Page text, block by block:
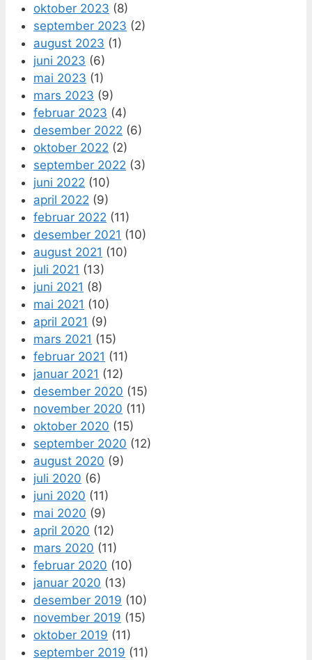
oktober 2023 (8)
september 2023 (2)
august 2023 (1)
juni 2023 (6)
mai 2023 (1)
mars 2023 (9)
februar 2023 (4)
desember 2022 (6)
oktober 2022 (2)
september 2022 (3)
juni 2022 (10)
april 2022 (9)
februar 2022 (11)
desember 2021 (10)
august 2021 (10)
juli 2021 (13)
juni 2021 (8)
mai 2021 (10)
april 2021 (9)
mars 2021 (15)
februar 2021 (11)
januar 2021 (12)
desember 2020 (15)
november 2020 (11)
oktober 2020 (15)
september 2020 (12)
august 2020 (9)
juli 2020 (6)
juni 2020 (11)
mai 2020 (9)
april 2020 (12)
mars 2020 (11)
februar 2020 (10)
januar 2020 (13)
desember 2019 (10)
november 2019 (15)
oktober 2019 (11)
september 2019 (11)